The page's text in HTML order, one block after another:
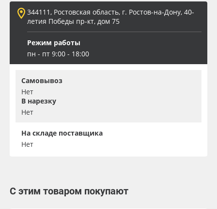
344111, Ростовская область, г. Ростов-на-Дону, 40-
летия Победы пр-кт, дом 75
Режим работы
пн - пт 9:00 - 18:00
Самовывоз
Нет
В нарезку
Нет
На складе поставщика
Нет
С этим товаром покупают